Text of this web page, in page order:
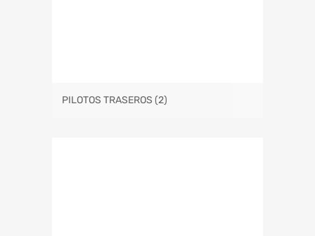
PILOTOS TRASEROS (2)